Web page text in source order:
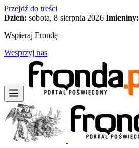
Przejdź do treści
Dzień: sobota, 8 sierpnia 2026 Imieniny:
Wspieraj Frondę
Wesprzyj nas